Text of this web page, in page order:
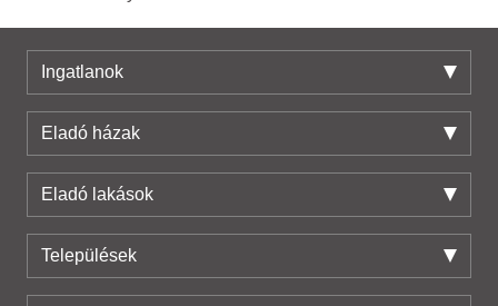
Ingatlanok
Eladó házak
Eladó lakások
Települések